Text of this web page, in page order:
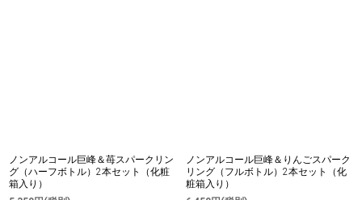
ノンアルコール巨峰＆苺スパークリン
グ（ハーフボトル）2本セット（化粧
箱入り）
ノンアルコール巨峰＆りんごスパーク
リング（フルボトル）2本セット（化
粧箱入り）